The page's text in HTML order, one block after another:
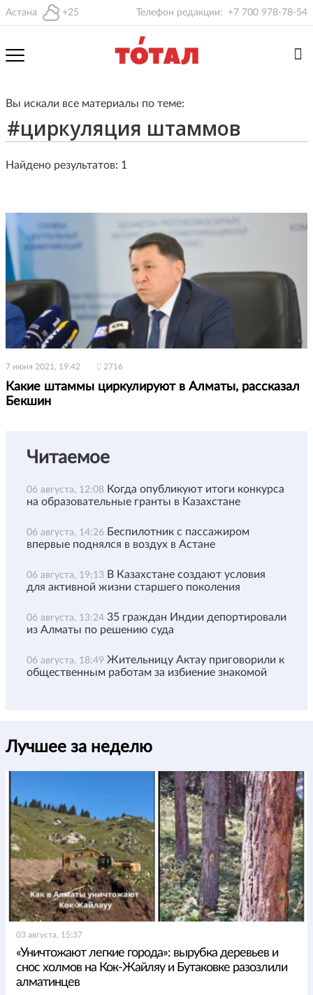
Астана +25 Телефон редакции: +7 700 978-78-54
Вы искали все материалы по теме:
Найдено результатов: 1
7 июня 2021, 19:42 2716
Какие штаммы циркулируют в Алматы, рассказал
Бекшин
Читаемое
06 августа, 12:08 Когда опубликуют итоги конкурса
на образовательные гранты в Казахстане
06 августа, 14:26 Беспилотник с пассажиром
впервые поднялся в воздух в Астане
06 августа, 19:13 В Казахстане создают условия
для активной жизни старшего поколения
06 августа, 13:24 35 граждан Индии депортировали
из Алматы по решению суда
06 августа, 18:49 Жительницу Актау приговорили к
общественным работам за избиение знакомой
Лучшее за неделю
03 августа, 15:37
«Уничтожают легкие города»: вырубка деревьев и
снос холмов на Кок-Жайляу и Бутаковке разозлили
алматинцев